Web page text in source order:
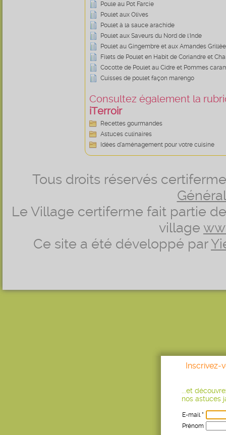
Poule au Pot Farcie
Poulet aux Olives
Poulet à la sauce arachide
Poulet aux Saveurs du Nord de l'Inde
Poulet au Gingembre et aux Amandes
Filets de Poulet en Habit de Coriandre et
Cocotte de Poulet au Cidre et Pommes
Cuisses de poulet façon marengo
Consultez également la
iTerroir
Recettes gourmandes
Astuces culinaires
Idées d’aménagement pour votre cuisine
Tous droits réservés
Le Village certiferme fait partie
village
Ce site a été développé par
Inscrivez-
...et
nos astuces
E-mail *
Prénom